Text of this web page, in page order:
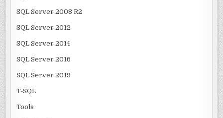
SQL Server 2008 R2
SQL Server 2012
SQL Server 2014
SQL Server 2016
SQL Server 2019
T-SQL
Tools